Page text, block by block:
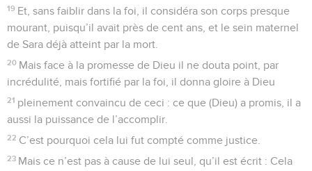
19 Et, sans faiblir dans la foi, il considéra son corps presque
mourant, puisqu’il avait près de cent ans, et le sein maternel
de Sara déjà atteint par la mort.
20 Mais face à la promesse de Dieu il ne douta point, par
incrédulité, mais fortifié par la foi, il donna gloire à Dieu
21 pleinement convaincu de ceci : ce que (Dieu) a promis, il a
aussi la puissance de l’accomplir.
22 C’est pourquoi cela lui fut compté comme justice.
23 Mais ce n’est pas à cause de lui seul, qu’il est écrit : Cela